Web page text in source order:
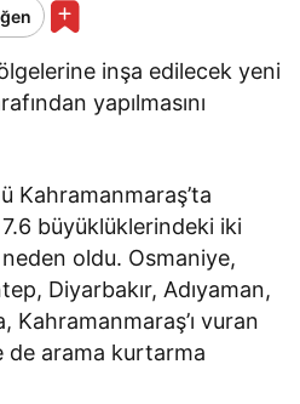
inşa edilecek yeni
yapılmasını
Kahramanmaraş’ta
büyüklüklerindeki iki
neden oldu. Osmaniye,
Diyarbakır, Adıyaman,
Kahramanmaraş’ı vuran
de arama kurtarma